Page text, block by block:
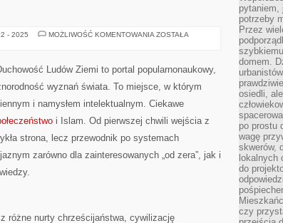
- 2025 MOŻLIWOŚĆ KOMENTOWANIA RELIGIJNE
RYTUAŁY
ZOSTAŁA
Ludów Ziemi to portal popularnonaukowy,
wyznań świata. To miejsce, w którym
i namysłem intelektualnym. Ciekawe
i Islam. Od pierwszej chwili wejścia z
strona, lecz przewodnik po systemach
zarówno dla zainteresowanych „od zera”, jak i
różne nurty chrześcijaństwa, cywilizację
pytaniem,
potrzeby
Przez
domem.
osiedli,
po prostu
wagę
skwerów,
lokalnych
do
czy